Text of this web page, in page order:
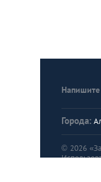
Города:
© 2026